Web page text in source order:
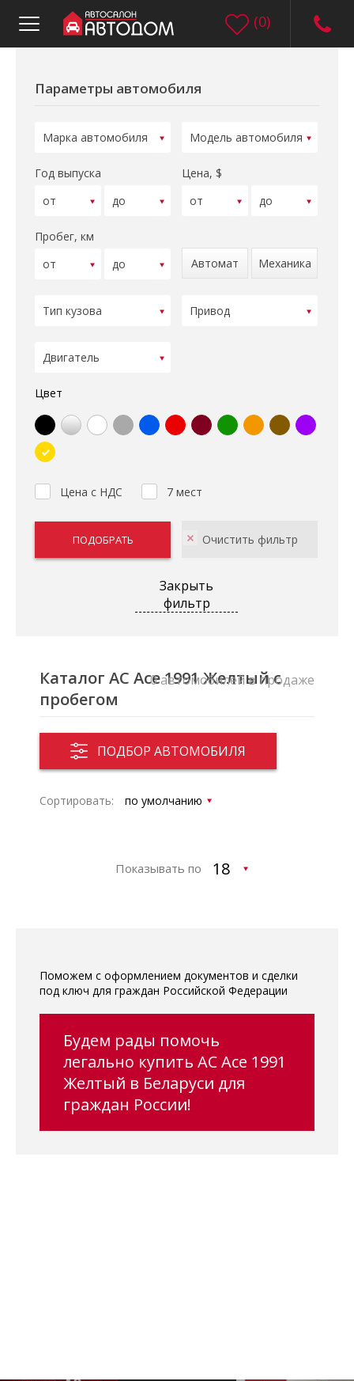
(0)
Параметры автомобиля
Год выпуска Цена, $
Пробег, км
Автомат
Механика
Цвет
Цена с НДС 7 мест
Закрыть
фильтр
Каталог AC Ace 1991 Желтый с
пробегом
ПОДБОР АВТОМОБИЛЯ
0 автомобилей в продаже
Сортировать:
Показывать по
Поможем с оформлением документов и сделки
под ключ для граждан Российской Федерации
Будем рады помочь
легально купить AC Ace 1991
Желтый в Беларуси для
граждан России!